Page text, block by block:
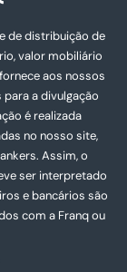
de distribuição de
valor mobiliário
aos nossos
a divulgação
é realizada
no nosso site,
Assim, o
ser interpretado
e bancários são
com a Franq ou